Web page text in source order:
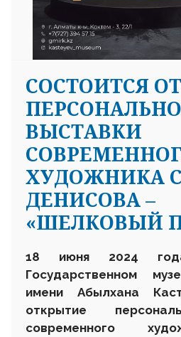
СОСТОИТСЯ
ВЫСТАВКИ
ХУДОЖНИКА
ДЕНИСОВА –
«ШЕЛКОВЫЙ
18 июня 2024
Государственном
имени Абылхана
открытие
современного